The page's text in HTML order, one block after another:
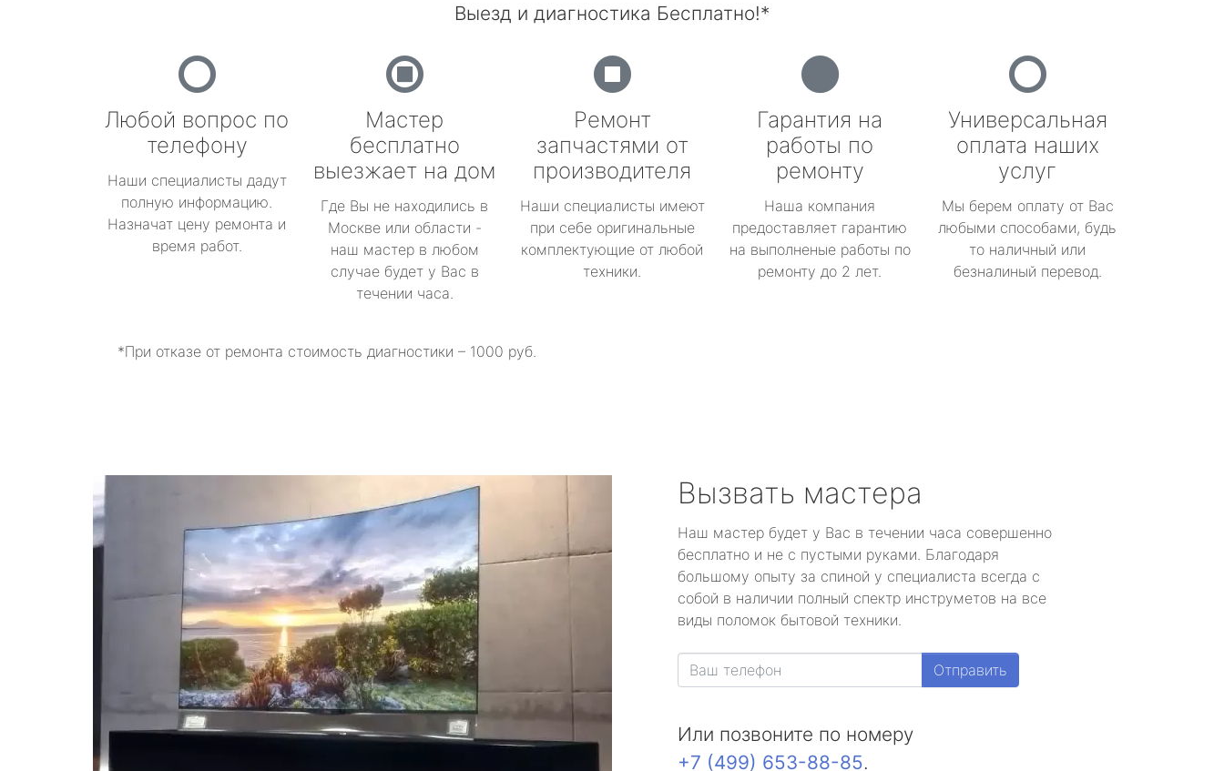
Выезд и диагностика Бесплатно!*
Любой вопрос по
телефону
Наши специалисты дадут
полную информацию.
Назначат цену ремонта и
время работ.
Мастер
бесплатно
выезжает на дом
Где Вы не находились в
Москве или области -
наш мастер в любом
случае будет у Вас в
течении часа.
Ремонт
запчастями от
производителя
Наши специалисты имеют
при себе оригинальные
комплектующие от любой
техники.
Гарантия на
работы по
ремонту
Наша компания
предоставляет гарантию
на выполненые работы по
ремонту до 2 лет.
Универсальная
оплата наших
услуг
Мы берем оплату от Вас
любыми способами, будь
то наличный или
безналиный перевод.
*При отказе от ремонта стоимость диагностики – 1000 руб.
Вызвать мастера
Наш мастер будет у Вас в течении часа совершенно
бесплатно и не с пустыми руками. Благодаря
большому опыту за спиной у специалиста всегда с
собой в наличии полный спектр инструметов на все
виды поломок бытовой техники.
Отправить
Или позвоните по номеру
+7 (499) 653-88-85.